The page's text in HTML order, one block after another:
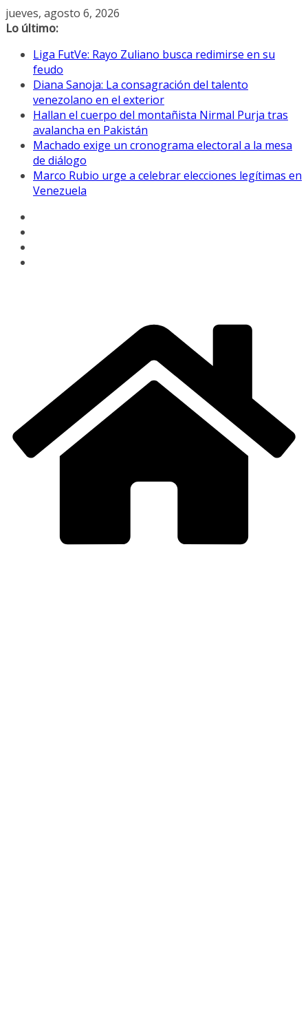
Saltar
al
jueves, agosto 6, 2026
Lo último:
Liga FutVe: Rayo Zuliano busca redimirse en su
feudo
Diana Sanoja: La consagración del talento
venezolano en el exterior
Hallan el cuerpo del montañista Nirmal Purja tras
avalancha en Pakistán
Machado exige un cronograma electoral a la mesa
de diálogo
Marco Rubio urge a celebrar elecciones legítimas en
Venezuela